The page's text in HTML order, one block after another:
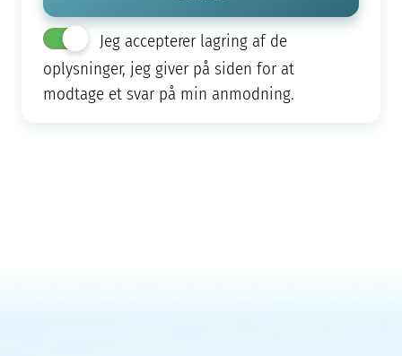
Jeg accepterer lagring af de
oplysninger, jeg giver på siden for at
modtage et svar på min anmodning.